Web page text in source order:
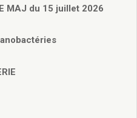
funéraire
MAJ du 15 juillet 2026